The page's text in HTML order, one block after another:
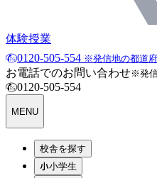
体験授業
0120-505-554 ※発信地の都道
お電話でのお問い合わせ※発
0120-505-554
MENU
校舎を探す
小学生